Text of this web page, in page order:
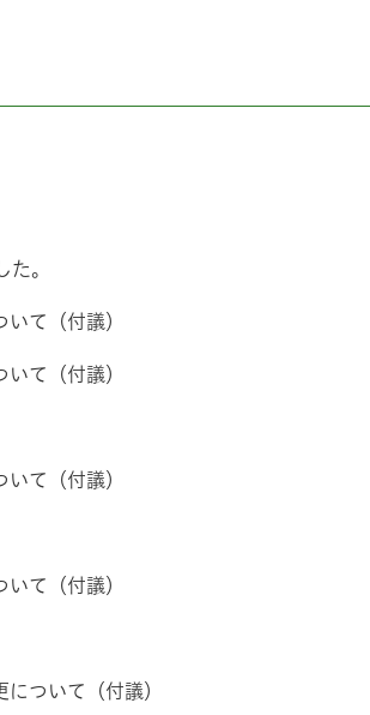
。
て（付議）
て（付議）
て（付議）
て（付議）
ついて（付議）